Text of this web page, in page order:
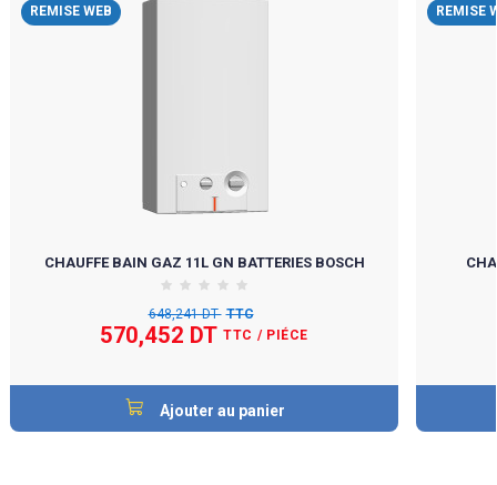
REMISE WEB
CHAUFFE BAIN GAZ 11L GN BATTERIES BOSCH
648,241 DT TTC
570,452 DT TTC / PIÉCE
Ajouter au panier
REMISE